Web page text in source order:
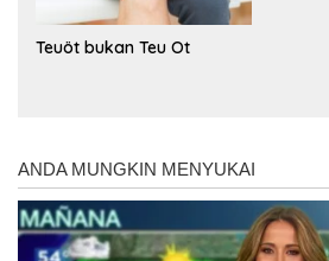
Teuöt bukan Teu Ot